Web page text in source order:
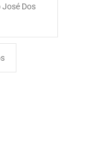
José Dos